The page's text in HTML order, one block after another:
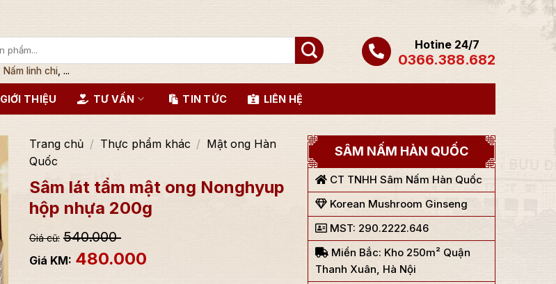
Nấm linh chi , ...
Hotine 24/7
0366.388.682
GIỚI THIỆU TƯ VẤN TIN TỨC LIÊN HỆ
Trang chủ / Thực phẩm khác / Mật ong Hàn
Quốc
Sâm lát tẩm mật ong Nonghyup
hộp nhựa 200g
540.000
480.000
SÂM NẤM HÀN QUỐC
CT TNHH Sâm Nấm Hàn Quốc
Korean Mushroom Ginseng
MST: 290.2222.646
Miền Bắc: Kho 250m² Quận
Thanh Xuân, Hà Nội